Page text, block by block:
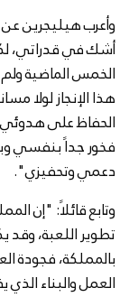
وأعرب هيليجرين عن
أشك في قدراتي،
الخمس الماضية
هذا الإنجاز لولا
الحفاظ على هدوئي
فخور جداً بنفسي
دعمي وتحفيزي".
وتابع قائلاً: "إن
تطوير اللعبة،
بالمملكة،
العمل والبناء